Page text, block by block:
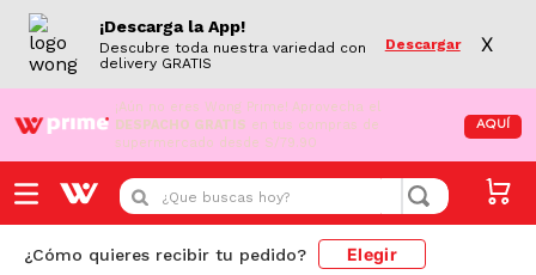
¡Descarga la App!
Descubre toda nuestra variedad con
delivery GRATIS
Descargar X
¡Aún no eres Wong Prime! Aprovecha el
DESPACHO GRATIS en tus compras de
supermercado desde S/79.90
AQUÍ
¿Que buscas hoy?
¿Cómo quieres recibir tu pedido? Elegir